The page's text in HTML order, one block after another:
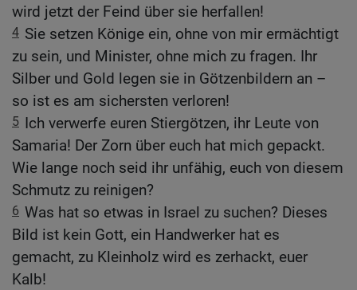
wird jetzt der Feind über sie herfallen!
4 Sie setzen Könige ein, ohne von mir ermächtigt
zu sein, und Minister, ohne mich zu fragen. Ihr
Silber und Gold legen sie in Götzenbildern an –
so ist es am sichersten verloren!
5 Ich verwerfe euren Stiergötzen, ihr Leute von
Samaria! Der Zorn über euch hat mich gepackt.
Wie lange noch seid ihr unfähig, euch von diesem
Schmutz zu reinigen?
6 Was hat so etwas in Israel zu suchen? Dieses
Bild ist kein Gott, ein Handwerker hat es
gemacht, zu Kleinholz wird es zerhackt, euer
Kalb!